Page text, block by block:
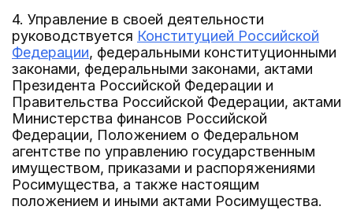
4. Управление в своей деятельности
руководствуется Конституцией Российской
Федерации, федеральными конституционными
законами, федеральными законами, актами
Президента Российской Федерации и
Правительства Российской Федерации, актами
Министерства финансов Российской
Федерации, Положением о Федеральном
агентстве по управлению государственным
имуществом, приказами и распоряжениями
Росимущества, а также настоящим
положением и иными актами Росимущества.